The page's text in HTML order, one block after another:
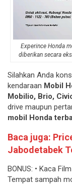
Experince Honda
diberikan secara
Silahkan Anda
kendaraan Mobil
Mobilio, Brio,
drive maupun
mobil Honda
Baca juga:
Jabodetabek
BONUS: • Kaca
Tempat sampah